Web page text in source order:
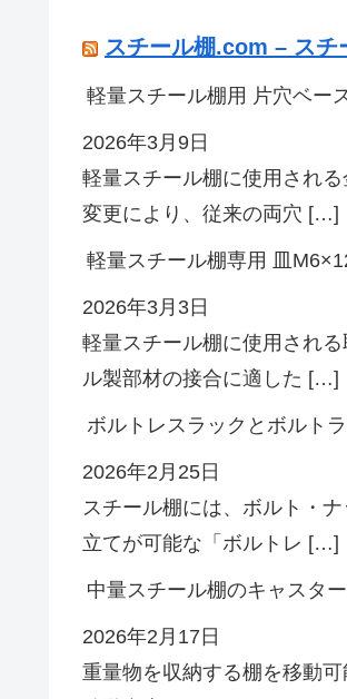
スチール棚.com – スチ
軽量スチール棚用 片穴ベー
2026年3月9日
軽量スチール棚に使用され
変更により、従来の両穴 […]
軽量スチール棚専用 皿
2026年3月3日
軽量スチール棚に使用され
ル製部材の接合に適した […]
ボルトレスラックとボルト
2026年2月25日
スチール棚には、ボルト・
立てが可能な「ボルトレ […]
中量スチール棚のキャスタ
2026年2月17日
重量物を収納する棚を移動